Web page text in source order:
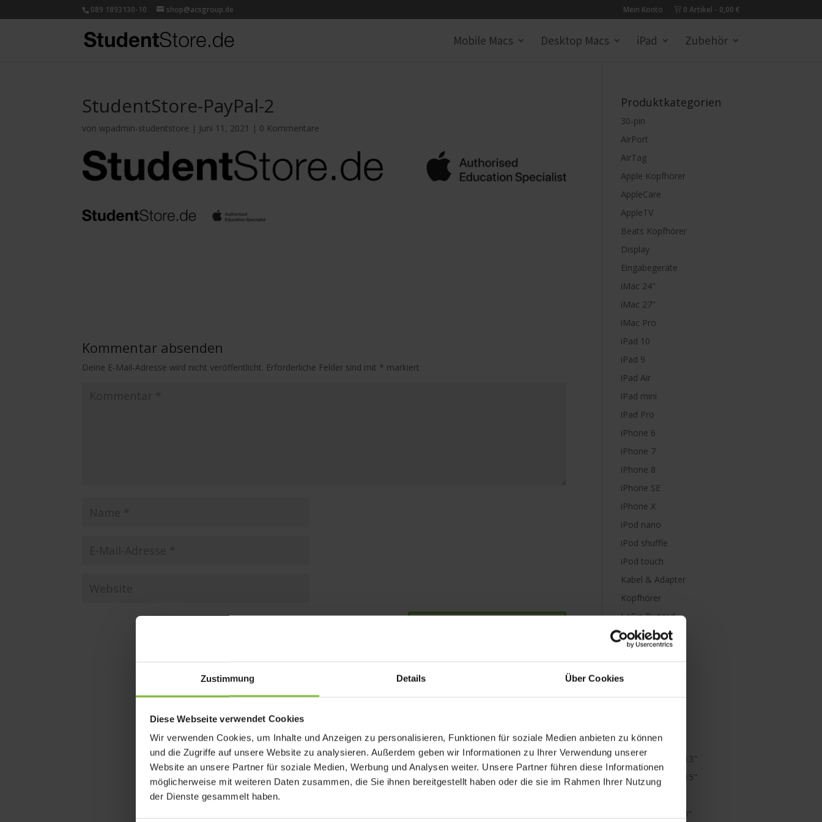
Zustimmung Details Über Cookies
Diese Webseite verwendet Cookies
Wir verwenden Cookies, um Inhalte und Anzeigen zu personalisieren, Funktionen für soziale Medien anbieten zu können
und die Zugriffe auf unsere Website zu analysieren. Außerdem geben wir Informationen zu Ihrer Verwendung unserer
Website an unsere Partner für soziale Medien, Werbung und Analysen weiter. Unsere Partner führen diese Informationen
möglicherweise mit weiteren Daten zusammen, die Sie ihnen bereitgestellt haben oder die sie im Rahmen Ihrer Nutzung
der Dienste gesammelt haben.
089 1893130-10 shop@acsgroup.de Mein Konto 0 Artikel 0,00 €
Mobile Macs Desktop Macs iPad Zubehör
StudentStore-PayPal-2
vonwpadmin-studentstore | Juni 11, 2021 | 0 Kommentare
Kommentar absenden
Deine E-Mail-Adresse wird nicht veröffentlicht. Erforderliche Felder sind mit * markiert
Produktkategorien
30-pin
AirPort
AirTag
Apple Kopfhörer
AppleCare
AppleTV
Beats Kopfhörer
Display
Eingabegeräte
iMac 24"
iMac 27"
iMac Pro
iPad 10
iPad 9
iPad Air
iPad mini
iPad Pro
iPhone 6
iPhone 7
iPhone 8
iPhone SE
iPhone X
iPod nano
iPod shuffle
iPod touch
Kabel & Adapter
Kopfhörer
LaCie Rugged
Lightning
M1
MacBook Air 13"
MacBook Air 15"
MacBook Pro 13"